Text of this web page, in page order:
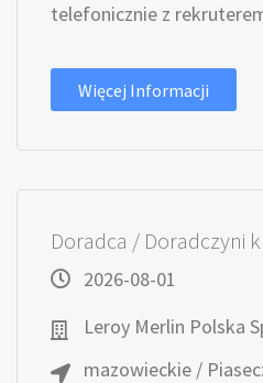
telefonicznie z
Więcej Informacji
Doradca / Doradczyni
2026-08-01
Leroy Merlin Polska
mazowieckie /